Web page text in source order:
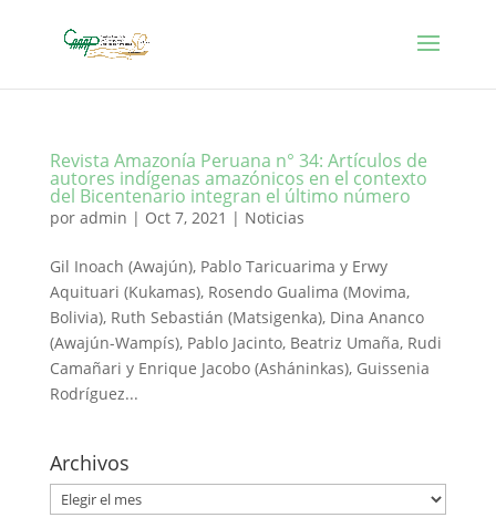
Revista Amazonía Peruana n° 34: Artículos de
autores indígenas amazónicos en el contexto
del Bicentenario integran el último número
por admin | Oct 7, 2021 | Noticias
Gil Inoach (Awajún), Pablo Taricuarima y Erwy
Aquituari (Kukamas), Rosendo Gualima (Movima,
Bolivia), Ruth Sebastián (Matsigenka), Dina Ananco
(Awajún-Wampís), Pablo Jacinto, Beatriz Umaña, Rudi
Camañari y Enrique Jacobo (Asháninkas), Guissenia
Rodríguez...
Archivos
Archivos